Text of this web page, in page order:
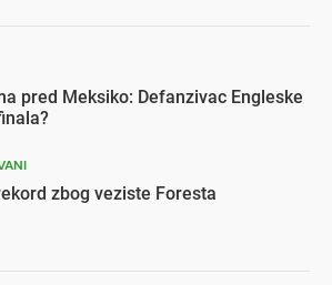
pred Meksiko: Defanzivac Engleske
zbog veziste Foresta